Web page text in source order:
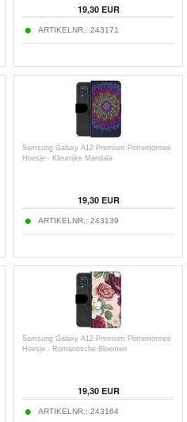
19,30EUR
ARTIKELNR.: 243171
Samsung Galaxy A12 Premium Portemonnee
Hoesje - Kleurrijke Mandala
19,30EUR
ARTIKELNR.: 243139
Samsung Galaxy A12 Premium Portemonnee
Hoesje - Romantische Bloemen
19,30EUR
ARTIKELNR.: 243164